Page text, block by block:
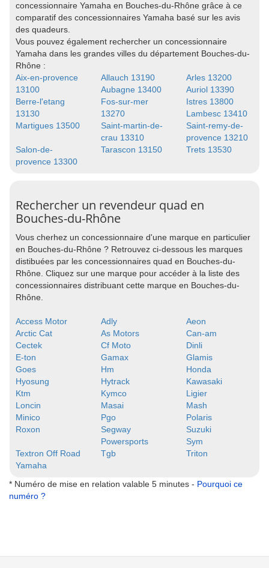
concessionnaire Yamaha en Bouches-du-Rhône grâce à ce
comparatif des concessionnaires Yamaha basé sur les avis
des quadeurs.
Vous pouvez également rechercher un concessionnaire
Yamaha dans les grandes villes du département Bouches-du-
Rhône :
Aix-en-provence
13100
Allauch 13190
Arles 13200
Aubagne 13400
Auriol 13390
Berre-l'etang
13130
Fos-sur-mer
13270
Istres 13800
Lambesc 13410
Martigues 13500
Saint-martin-de-
crau 13310
Saint-remy-de-
provence 13210
Salon-de-
provence 13300
Tarascon 13150 Trets 13530
Rechercher un revendeur quad en
Bouches-du-Rhône
Vous cherhez un concessionnaire d'une marque en particulier
en Bouches-du-Rhône ? Retrouvez ci-dessous les marques
distibuées par les concessionnaires quad en Bouches-du-
Rhône. Cliquez sur une marque pour accéder à la liste des
concessionnaires distribuant cette marque en Bouches-du-
Rhône.
Access Motor Adly
Aeon
Arctic Cat
As Motors
Can-am
Cectek
Cf Moto
Dinli
E-ton
Gamax
Glamis
Goes
Hm
Honda
Hyosung
Hytrack
Kawasaki
Ktm
Kymco
Ligier
Loncin
Masai
Mash
Minico
Pgo
Polaris
Roxon
Segway
Powersports
Suzuki
Sym
Textron Off Road
Tgb
Triton
Yamaha
* Numéro de mise en relation valable 5 minutes - Pourquoi ce
numéro ?